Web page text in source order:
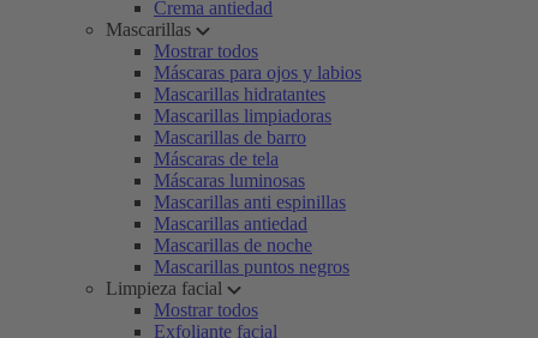
Crema antiedad
Mascarillas
Mostrar todos
Máscaras para ojos y labios
Mascarillas hidratantes
Mascarillas limpiadoras
Mascarillas de barro
Máscaras de tela
Máscaras luminosas
Mascarillas anti espinillas
Mascarillas antiedad
Mascarillas de noche
Mascarillas puntos negros
Limpieza facial
Mostrar todos
Exfoliante facial